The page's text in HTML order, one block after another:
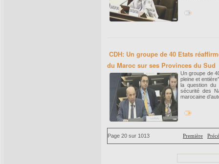
CDH: Un groupe de 40 Etats
du Maroc sur ses Provinces du Sud
Un groupe de
pleine et
la question du
sécurité des
marocaine
Page 20 sur 1013 Première